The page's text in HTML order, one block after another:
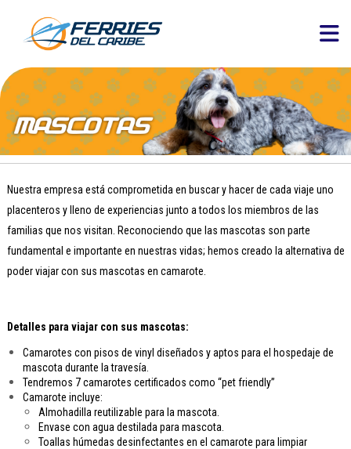
Nuestra empresa está comprometida en buscar y hacer de cada viaje uno
placenteros y lleno de experiencias junto a todos los miembros de las
familias que nos visitan. Reconociendo que las mascotas son parte
fundamental e importante en nuestras vidas; hemos creado la alternativa de
poder viajar con sus mascotas en camarote.
Detalles para viajar con sus mascotas:
Camarotes con pisos de vinyl diseñados y aptos para el hospedaje de
mascota durante la travesía.
Tendremos 7 camarotes certificados como “pet friendly”
Camarote incluye:
Almohadilla reutilizable para la mascota.
Envase con agua destilada para mascota.
Toallas húmedas desinfectantes en el camarote para limpiar